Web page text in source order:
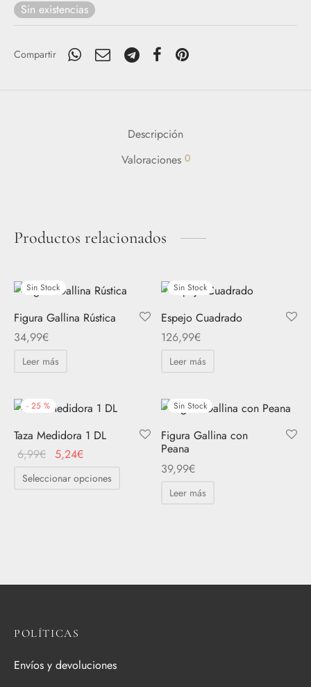
Sin existencias
Compartir
Descripción
Valoraciones 0
Productos relacionados
Sin Stock
Figura Gallina Rústica
34,99€
Leer más
Sin Stock
Espejo Cuadrado
126,99€
Leer más
- 25 %
Taza Medidora 1 DL
6,99€ El
original
5,24€
precio
Seleccionar opciones
opciones
Sin Stock
Figura Gallina con
Peana
39,99€
Leer más
POLÍTICAS
Envíos y devoluciones